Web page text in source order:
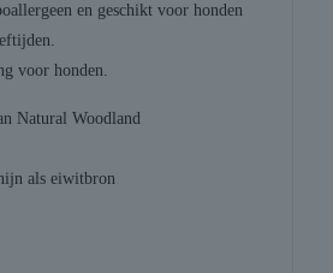
en geschikt voor honden
voor honden.
Natural Woodland
als eiwitbron